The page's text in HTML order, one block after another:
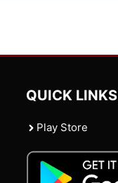
QUICK LINKS
Play Store